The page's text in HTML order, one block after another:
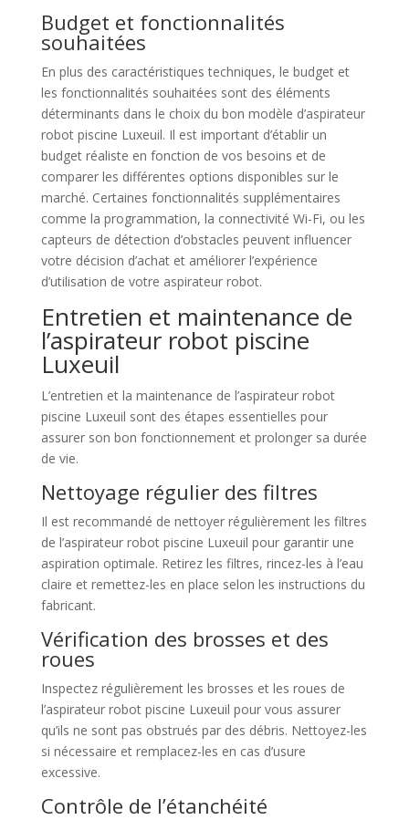
Budget et fonctionnalités
souhaitées
En plus des caractéristiques techniques, le budget et
les fonctionnalités souhaitées sont des éléments
déterminants dans le choix du bon modèle d’aspirateur
robot piscine Luxeuil. Il est important d’établir un
budget réaliste en fonction de vos besoins et de
comparer les différentes options disponibles sur le
marché. Certaines fonctionnalités supplémentaires
comme la programmation, la connectivité Wi-Fi, ou les
capteurs de détection d’obstacles peuvent influencer
votre décision d’achat et améliorer l’expérience
d’utilisation de votre aspirateur robot.
Entretien et maintenance de
l’aspirateur robot piscine
Luxeuil
L’entretien et la maintenance de l’aspirateur robot
piscine Luxeuil sont des étapes essentielles pour
assurer son bon fonctionnement et prolonger sa durée
de vie.
Nettoyage régulier des filtres
Il est recommandé de nettoyer régulièrement les filtres
de l’aspirateur robot piscine Luxeuil pour garantir une
aspiration optimale. Retirez les filtres, rincez-les à l’eau
claire et remettez-les en place selon les instructions du
fabricant.
Vérification des brosses et des
roues
Inspectez régulièrement les brosses et les roues de
l’aspirateur robot piscine Luxeuil pour vous assurer
qu’ils ne sont pas obstrués par des débris. Nettoyez-les
si nécessaire et remplacez-les en cas d’usure
excessive.
Contrôle de l’étanchéité